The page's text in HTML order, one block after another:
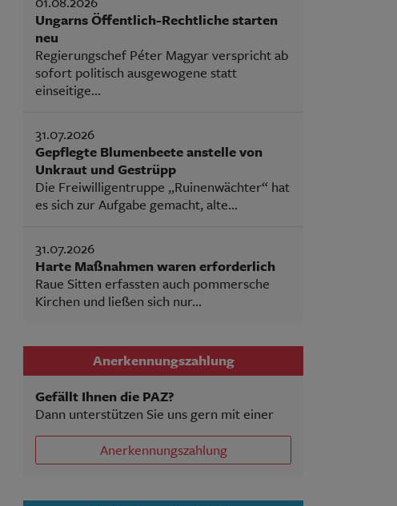
Ungarns Öffentlich-Rechtliche starten
neu
Regierungschef Péter Magyar verspricht ab
sofort politisch ausgewogene statt
einseitige...
31.07.2026
Gepflegte Blumenbeete anstelle von
Unkraut und Gestrüpp
Die Freiwilligentruppe „Ruinenwächter“ hat
es sich zur Aufgabe gemacht, alte...
31.07.2026
Harte Maßnahmen waren erforderlich
Raue Sitten erfassten auch pommersche
Kirchen und ließen sich nur...
Anerkennungszahlung
Gefällt Ihnen die PAZ?
Dann unterstützen Sie uns gern mit einer
Anerkennungszahlung